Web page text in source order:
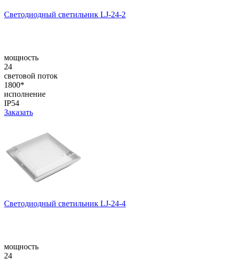
Светодиодный светильник LJ-24-2
мощность
24
световой поток
1800*
исполнение
IP54
Заказать
Светодиодный светильник LJ-24-4
мощность
24